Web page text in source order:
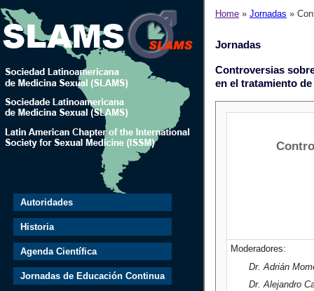
Autoridades
Historia
Agenda Científica
Jornadas de Educación Continua
Home » Jornadas »
Jornadas
Controversias
en el tratamiento
Moderadores:
Dr. Adrián
Dr. Alejandro